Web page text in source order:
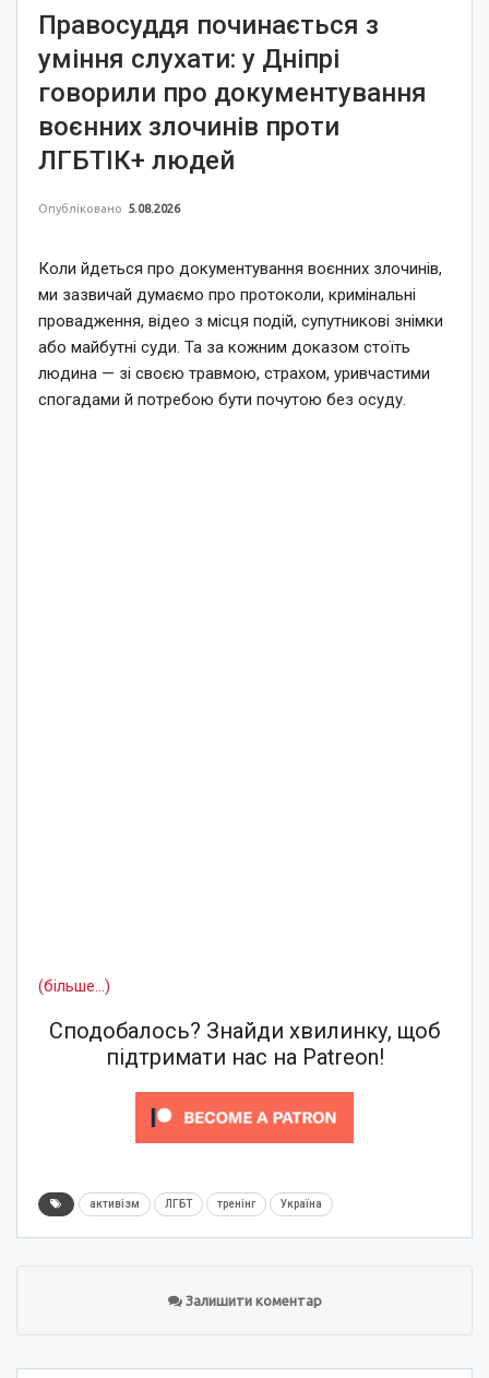
Правосуддя починається з
уміння слухати: у Дніпрі
говорили про документування
воєнних злочинів проти
ЛГБТІК+ людей
Опубліковано 5.08.2026
Коли йдеться про документування воєнних злочинів,
ми зазвичай думаємо про протоколи, кримінальні
провадження, відео з місця подій, супутникові знімки
або майбутні суди. Та за кожним доказом стоїть
людина — зі своєю травмою, страхом, уривчастими
спогадами й потребою бути почутою без осуду.
(більше…)
Сподобалось? Знайди хвилинку, щоб
підтримати нас на Patreon!
активізм ЛГБТ тренінг Україна
Залишити коментар